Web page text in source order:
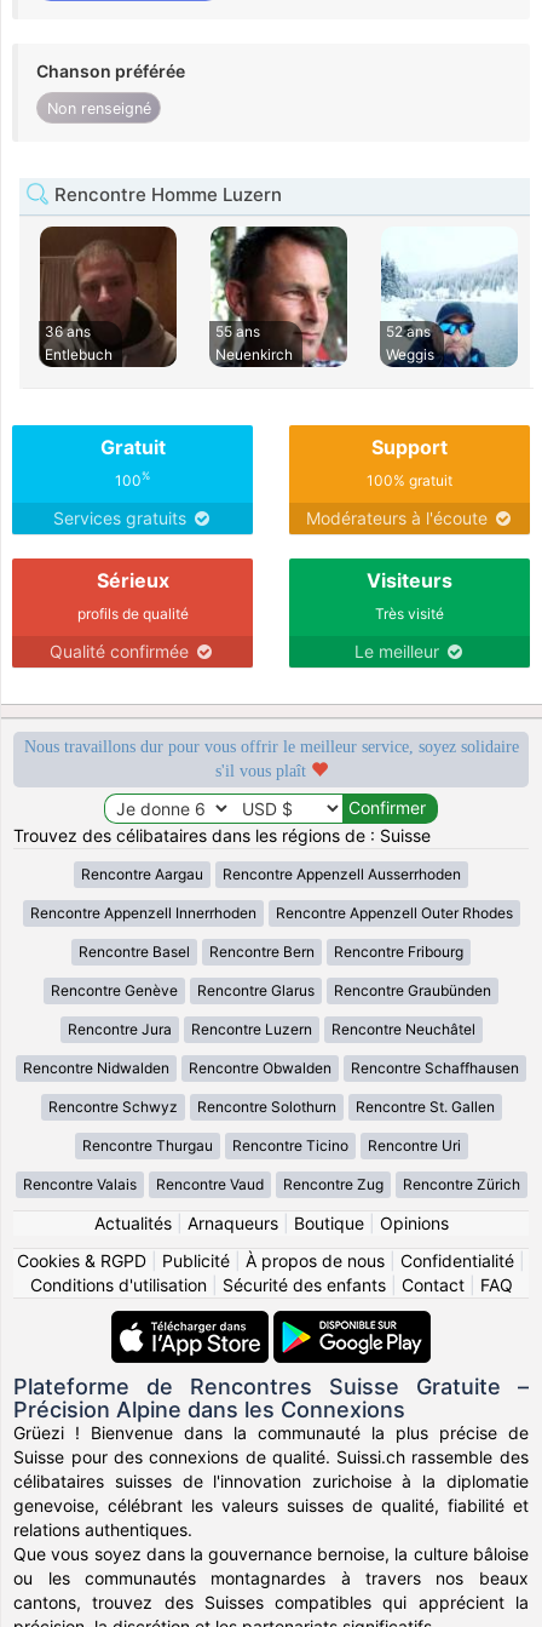
Chanson préférée
Non renseigné
Rencontre Homme Luzern
36 ans
Entlebuch
55 ans
Neuenkirch
52 ans
Weggis
Gratuit
100%
Services gratuits
Support
100% gratuit
Modérateurs à l'écoute
Sérieux
profils de qualité
Qualité confirmée
Visiteurs
Très visité
Le meilleur
Nous travaillons dur pour vous offrir le meilleur service, soyez solidaire
s'il vous plaît
Trouvez des célibataires dans les régions de : Suisse
Rencontre Aargau Rencontre Appenzell Ausserrhoden
Rencontre Appenzell Innerrhoden Rencontre Appenzell Outer Rhodes
Rencontre Basel Rencontre Bern Rencontre Fribourg
Rencontre Genève Rencontre Glarus Rencontre Graubünden
Rencontre Jura Rencontre Luzern Rencontre Neuchâtel
Rencontre Nidwalden Rencontre Obwalden Rencontre Schaffhausen
Rencontre Schwyz Rencontre Solothurn Rencontre St. Gallen
Rencontre Thurgau Rencontre Ticino Rencontre Uri
Rencontre Valais Rencontre Vaud Rencontre Zug Rencontre Zürich
Actualités| Arnaqueurs| Boutique| Opinions
Cookies & RGPD
Publicité À propos de nous Confidentialité
Conditions d'utilisation| Sécurité des enfants| Contact| FAQ
Plateforme de Rencontres Suisse Gratuite –
Précision Alpine dans les Connexions
Grüezi ! Bienvenue dans la communauté la plus précise de
Suisse pour des connexions de qualité. Suissi.ch rassemble des
célibataires suisses de l'innovation zurichoise à la diplomatie
genevoise, célébrant les valeurs suisses de qualité, fiabilité et
relations authentiques.
Que vous soyez dans la gouvernance bernoise, la culture bâloise
ou les communautés montagnardes à travers nos beaux
cantons, trouvez des Suisses compatibles qui apprécient la